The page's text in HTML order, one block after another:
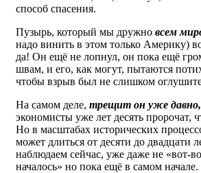
способ спасения.
Пузырь, который мы дружно всем
надо винить в этом только Америку)
да! Он ещё не лопнул, он пока ещё
швам, и его, как могут, пытаются
чтобы взрыв был не слишком
На самом деле, трещит он уже давно,
экономисты уже лет десять пророчат,
Но в масштабах исторических
может длиться от десяти до двадцати
наблюдаем сейчас, уже даже не «вот-
началось» но пока ещё в самом начале.